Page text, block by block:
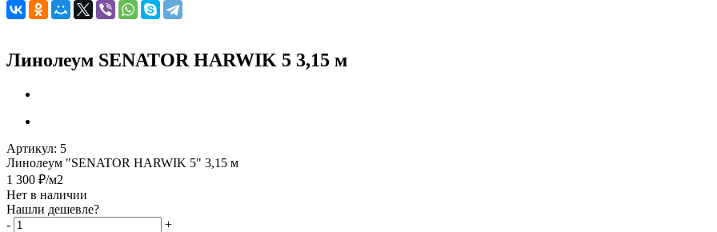
Линолеум SENATOR HARWIK 5 3,15 м
Артикул: 5
Линолеум "SENATOR HARWIK 5" 3,15 м
1 300 ₽/м2
Нет в наличии
Нашли дешевле?
-
+